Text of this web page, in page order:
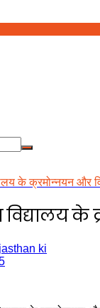
के क्रमोन्नयन और
के
ki